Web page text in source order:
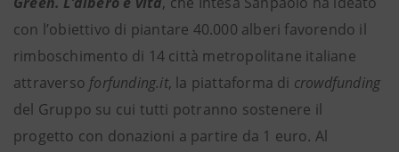
con l’obiettivo di piantare 40.000 alberi favorendo il
rimboschimento di 14 città metropolitane italiane
attraverso forfunding.it, la piattaforma di crowdfunding
del Gruppo su cui tutti potranno sostenere il
progetto con donazioni a partire da 1 euro. Al